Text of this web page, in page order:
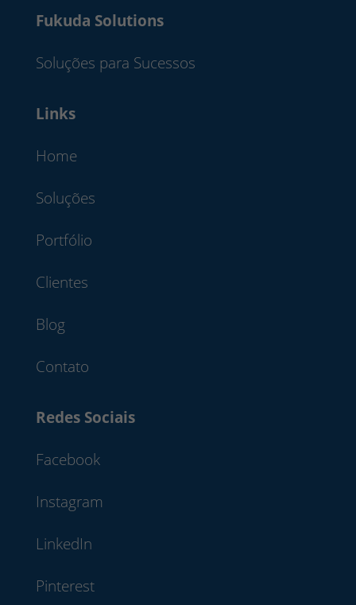
Fukuda Solutions
Soluções para Sucessos
Links
Home
Soluções
Portfólio
Clientes
Blog
Contato
Redes Sociais
Facebook
Instagram
LinkedIn
Pinterest